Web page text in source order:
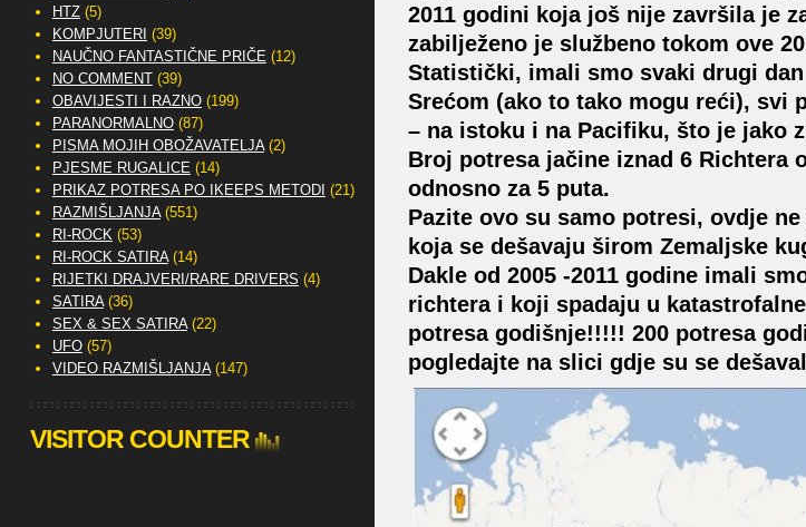
2011 godini koja još nije završila je
zabilježeno je službeno tokom ove
Statistički, imali smo svaki drugi
Srećom (ako to tako mogu reći), svi
– na istoku i na Pacifiku, što je jako
Broj potresa jačine iznad 6 Richtera
odnosno za 5 puta.
Pazite ovo su samo potresi, ovdje
koja se dešavaju širom Zemaljske
Dakle od 2005 -2011 godine imali
richtera i koji spadaju u
potresa godišnje!!!!! 200 potresa
pogledajte na slici gdje su se
HTZ(5)
KOMPJUTERI (39)
NAUČNO FANTASTIČNE PRIČE (12)
NO COMMENT(39)
OBAVIJESTI I RAZNO(199)
PARANORMALNO(87)
PISMA MOJIH OBOŽAVATELJA(2)
PJESME RUGALICE (14)
PRIKAZ POTRESA PO IKEEPS METODI (21)
RAZMIŠLJANJA(551)
RI-ROCK(53)
RI-ROCK SATIRA(14)
RIJETKI DRAJVERI/RARE DRIVERS (4)
SATIRA(36)
SEX & SEX SATIRA(22)
UFO(57)
VIDEO RAZMIŠLJANJA(147)
VISITOR COUNTER